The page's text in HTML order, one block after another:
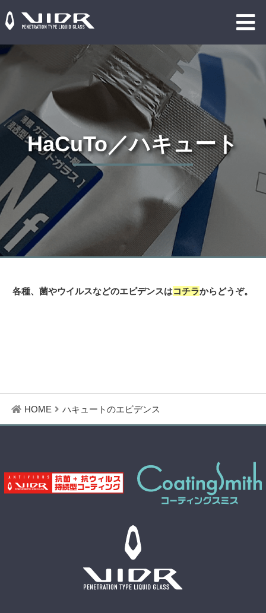
HaCuTo／ハキュート
各種、菌やウイルスなどのエビデンスはコチラからどうぞ。
HOME ハキュートのエビデンス